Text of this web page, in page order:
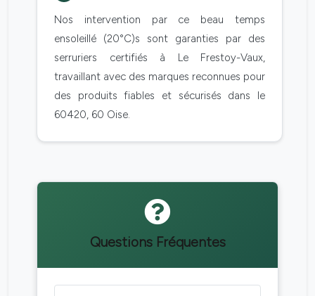
Nos intervention par ce beau temps
ensoleillé (20°C)s sont garanties par des
serruriers certifiés à Le Frestoy-Vaux,
travaillant avec des marques reconnues pour
des produits fiables et sécurisés dans le
60420, 60 Oise.
Questions Fréquentes